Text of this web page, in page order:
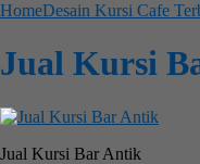
HomeDesain Kursi Cafe
Jual Kursi
Jual Kursi Bar Antik